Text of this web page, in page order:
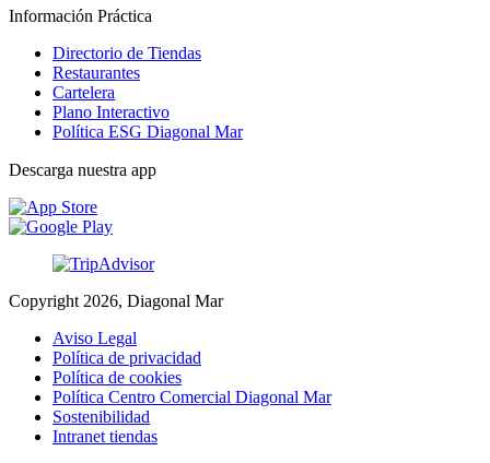
Información Práctica
Directorio de Tiendas
Restaurantes
Cartelera
Plano Interactivo
Política ESG Diagonal Mar
Descarga nuestra app
Copyright 2026, Diagonal Mar
Aviso Legal
Política de privacidad
Política de cookies
Política Centro Comercial Diagonal Mar
Sostenibilidad
Intranet tiendas